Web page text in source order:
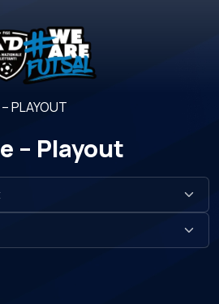
PLAYOUT
– Playout